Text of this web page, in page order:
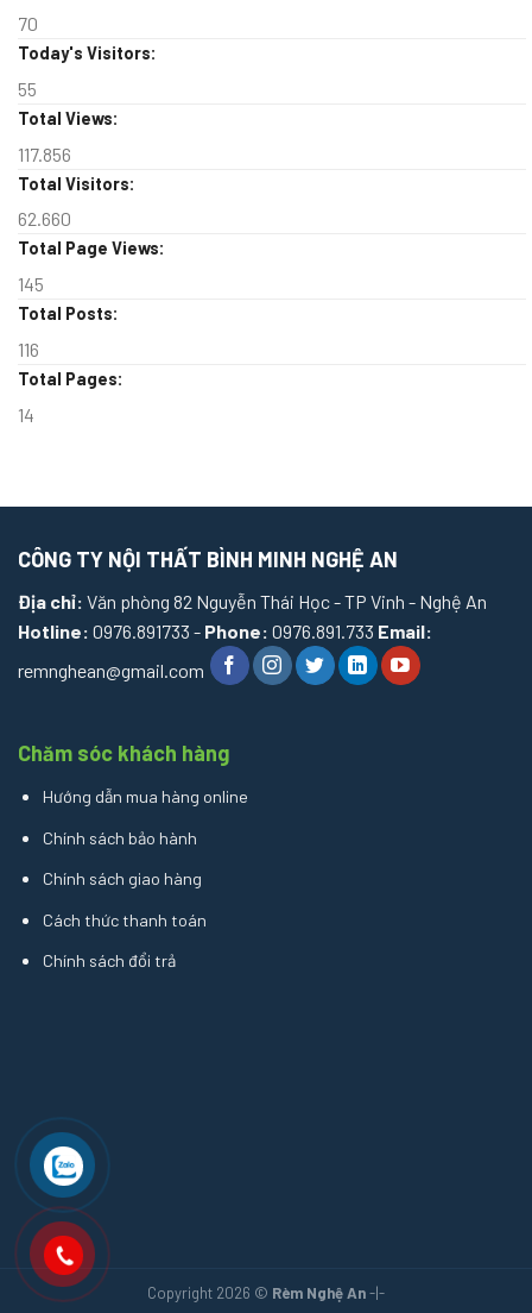
70
Today's Visitors:
55
Total Views:
117.856
Total Visitors:
62.660
Total Page Views:
145
Total Posts:
116
Total Pages:
14
CÔNG TY NỘI THẤT BÌNH MINH NGHỆ AN
Địa chỉ: Văn phòng 82 Nguyễn Thái Học - TP Vinh - Nghệ An
Hotline: 0976.891733 - Phone: 0976.891.733 Email:
remnghean@gmail.com
Chăm sóc khách hàng
Hướng dẫn mua hàng online
Chính sách bảo hành
Chính sách giao hàng
Cách thức thanh toán
Chính sách đổi trả
Copyright 2026 © Rèm Nghệ An-|-